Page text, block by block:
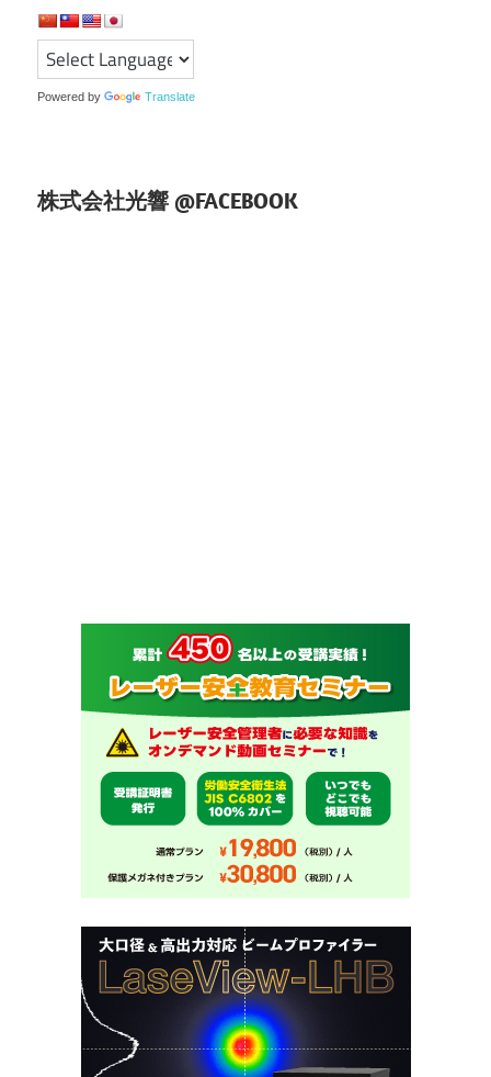
シ
ョ
Powered by Translate
株式会社光響 @FACEBOOK